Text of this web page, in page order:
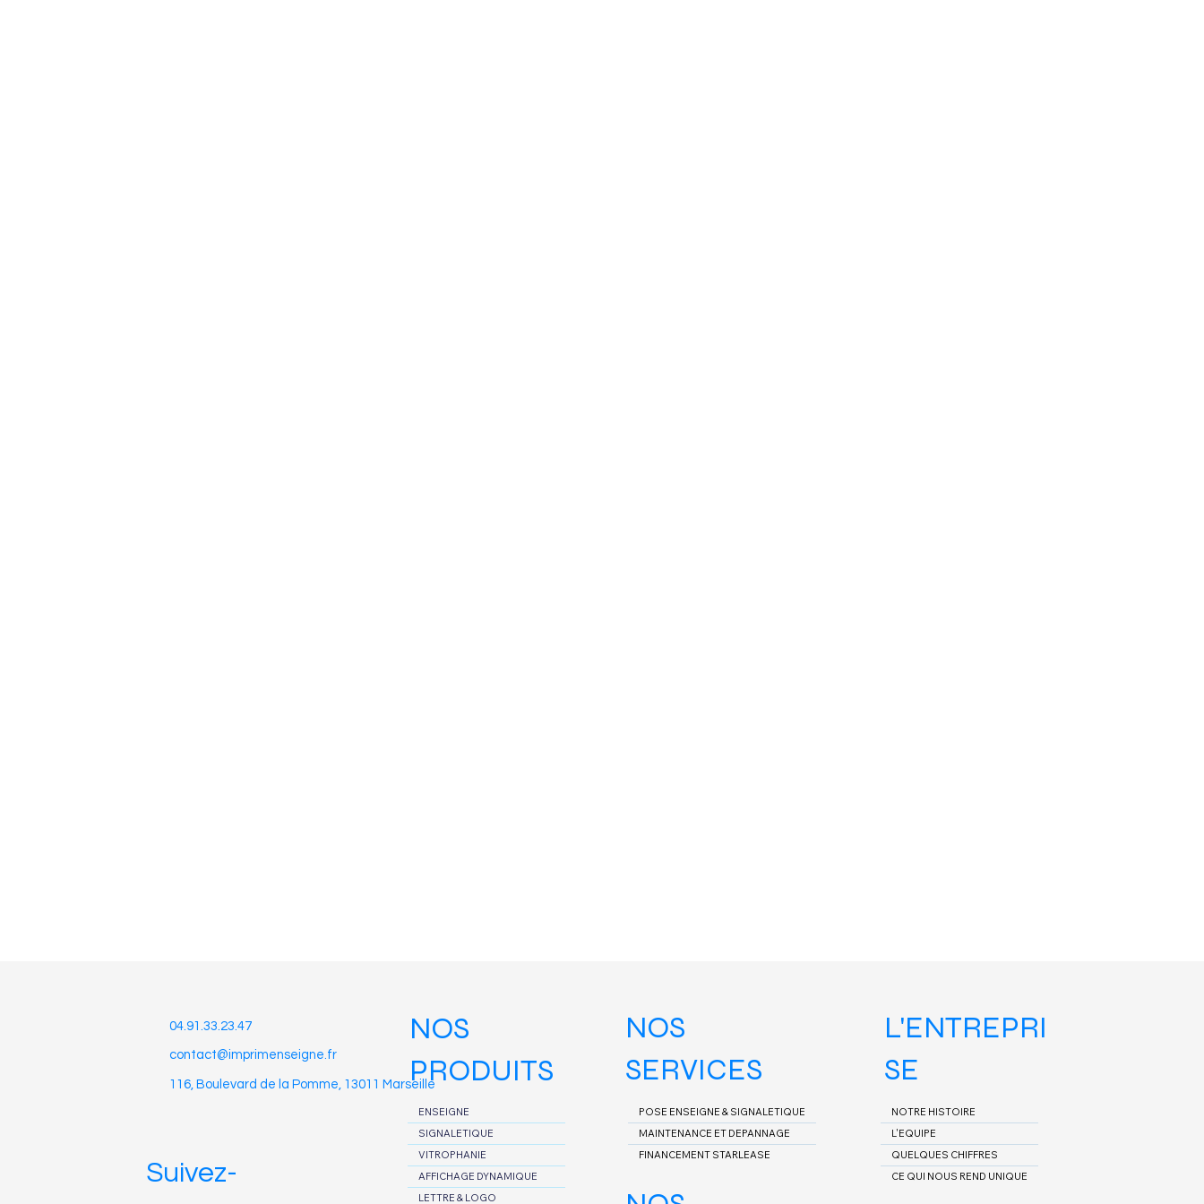
04.91.33.23.47
contact@imprimenseigne.fr
116, Boulevard de la Pomme, 13011 Marseille
Suivez-
NOS
PRODUITS
ENSEIGNE
SIGNALETIQUE
VITROPHANIE
AFFICHAGE DYNAMIQUE
LETTRE & LOGO
NOS
SERVICES
POSE ENSEIGNE & SIGNALETIQUE
MAINTENANCE ET DEPANNAGE
FINANCEMENT STARLEASE
L'ENTREPRI
SE
NOTRE HISTOIRE
L'EQUIPE
QUELQUES CHIFFRES
CE QUI NOUS REND UNIQUE